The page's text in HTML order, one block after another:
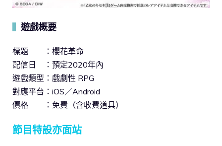
遊戲概要
標題 ：櫻花革命
配信日 ：預定2020年內
遊戲類型：戲劇性 RPG
對應平台：iOS／Android
價格 ：免費（含收費道具）
節目特設亦面站